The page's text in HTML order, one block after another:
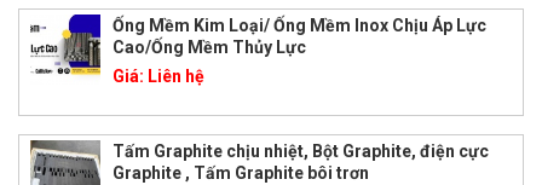
Ống Mềm Kim Loại/ Ống Mềm Inox Chịu Áp Lực
Cao/Ống Mềm Thủy Lực
Giá: Liên hệ
Tấm Graphite chịu nhiệt, Bột Graphite, điện cực
Graphite , Tấm Graphite bôi trơn